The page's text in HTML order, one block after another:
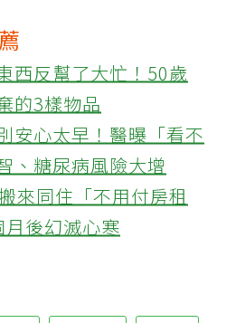
西反幫了大忙！50歲
的3樣物品
安心太早！醫曝「看不
、糖尿病風險大增
來同住「不用付房租
後幻滅心寒